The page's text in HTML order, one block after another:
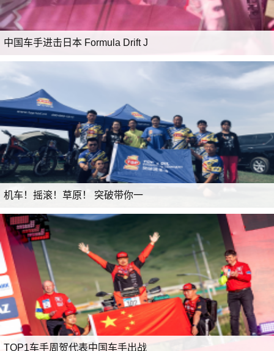
中国车手进击日本 Formula Drift J
机车！摇滚！草原！ 突破带你一
TOP1车手周贺代表中国车手出战